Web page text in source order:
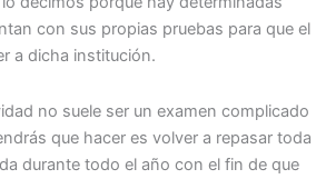
con sus propias pruebas para que el
a dicha institución.
no suele ser un examen complicado
que hacer es volver a repasar toda
durante todo el año con el fin de que